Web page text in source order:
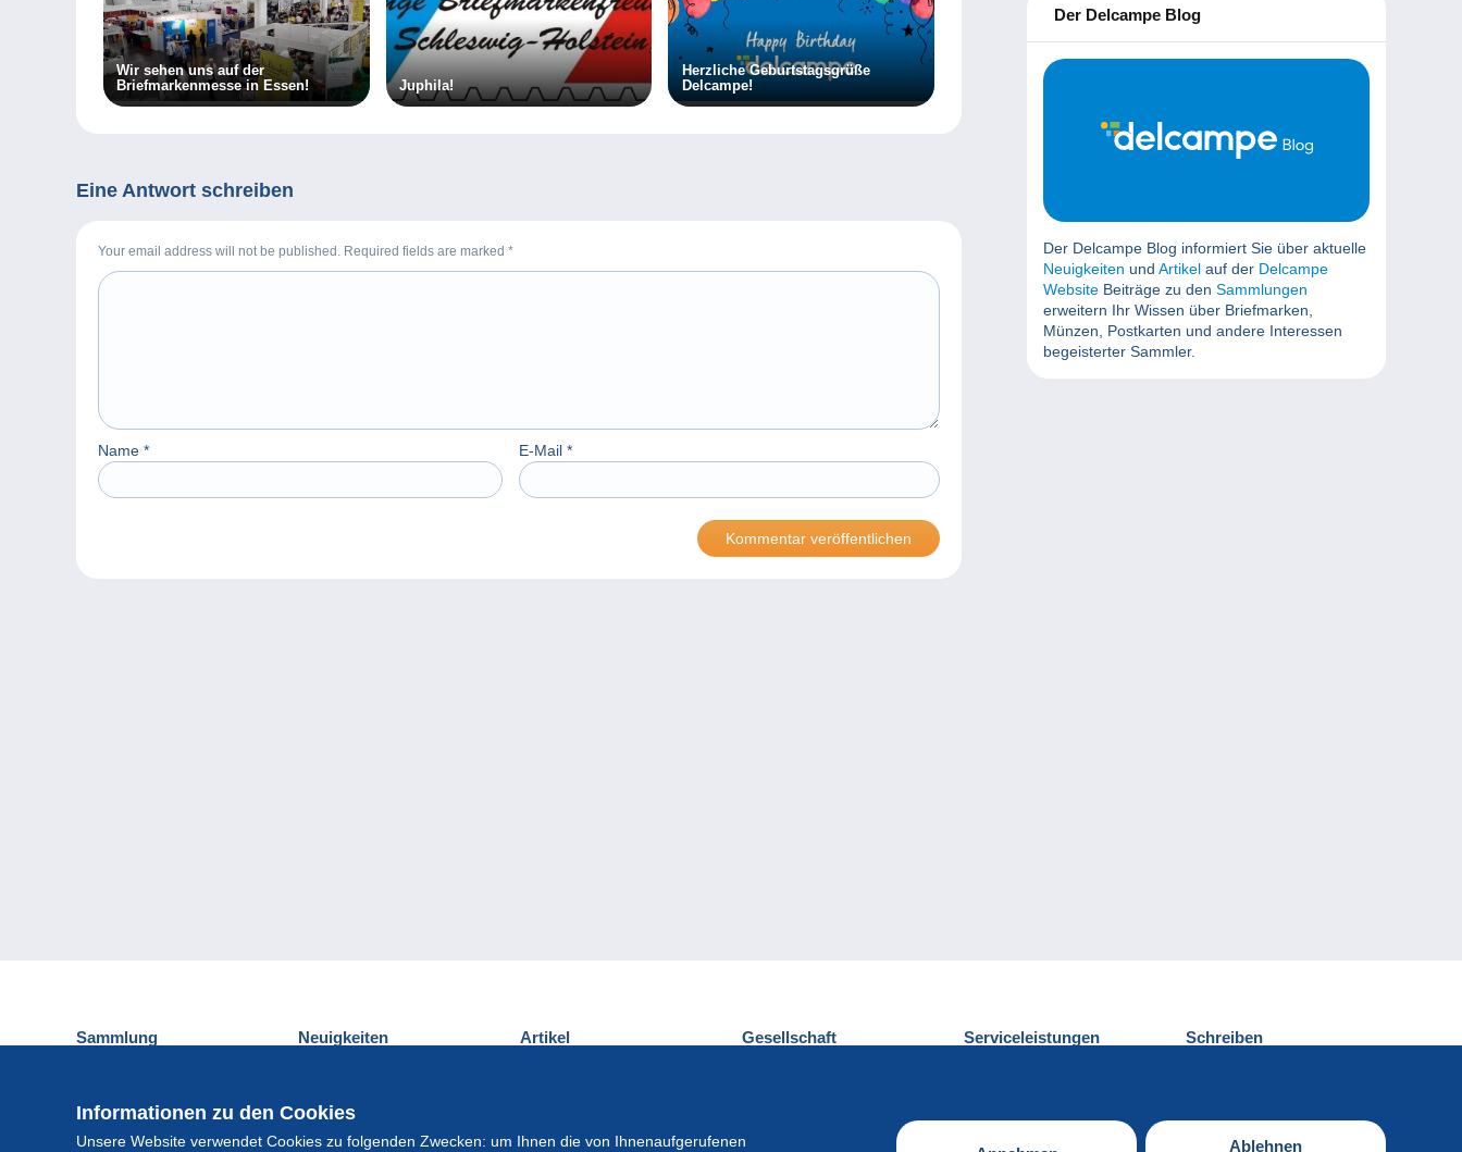
Wir sehen uns auf der
Briefmarkenmesse in Essen!
Juphila!
Herzliche Geburtstagsgrüße
Delcampe!
Eine Antwort schreiben
Your email address will not be published. Required fields are marked *
Name * E-Mail *
Der Delcampe Blog
Der Delcampe Blog informiert Sie über aktuelle
Neuigkeiten und Artikel auf der Delcampe
Website Beiträge zu den Sammlungen
erweitern Ihr Wissen über Briefmarken,
Münzen, Postkarten und andere Interessen
begeisterter Sammler.
Informationen zu den Cookies
Unsere Website verwendet Cookies zu folgenden Zwecken: um Ihnen die von Ihnenaufgerufenen Ablehnen
Sammlung
Münzen und Banknoten
Andere Sammlungen
Neuigkeiten Artikel Gesellschaft Serviceleistungen Schreiben